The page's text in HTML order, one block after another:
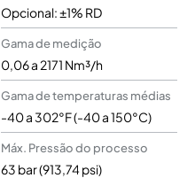
Opcional: ±1% RD
Gama de medição
0,06 a 2171 Nm³/h
Gama de temperaturas médias
-40 a 302°F (-40 a 150°C)
Máx. Pressão do processo
63 bar (913,74 psi)